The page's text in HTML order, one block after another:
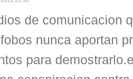
de comunicacion
nunca aportan
para